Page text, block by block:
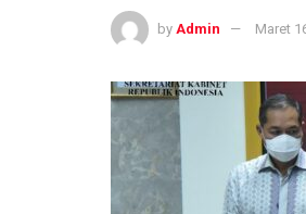
by Admin Maret